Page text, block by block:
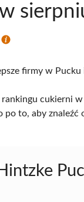
firmy w
cukierni
po to, aby